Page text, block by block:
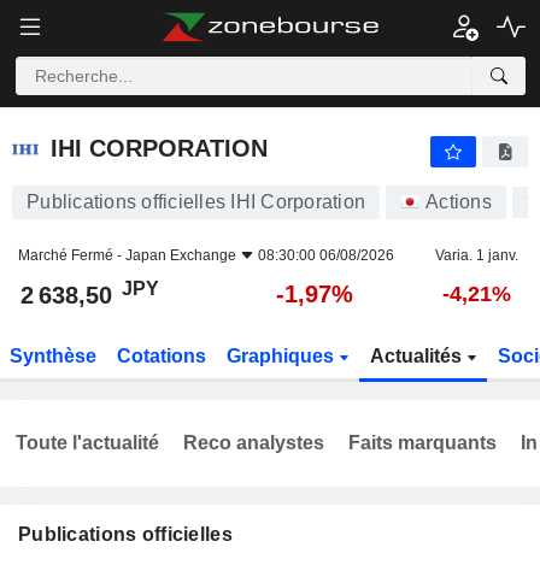
IHI CORPORATION
IHI CORPORATION
Publications officielles IHI Corporation Actions
Marché Fermé - Japan Exchange 08:30:00 06/08/2026 Varia. 1 janv.
2 638,50 JPY -1,97% -4,21%
Synthèse Cotations Graphiques Actualités
Publications officielles
Toute l'actualité Reco analystes Faits marquants